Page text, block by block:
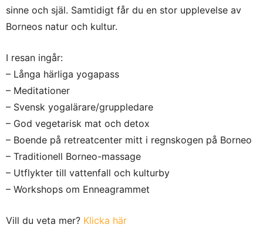
sinne och själ. Samtidigt får du en stor upplevelse av
Borneos natur och kultur.
I resan ingår:
– Långa härliga yogapass
– Meditationer
– Svensk yogalärare/gruppledare
– God vegetarisk mat och detox
– Boende på retreatcenter mitt i regnskogen på Borneo
– Traditionell Borneo-massage
– Utflykter till vattenfall och kulturby
– Workshops om Enneagrammet
Vill du veta mer? Klicka här